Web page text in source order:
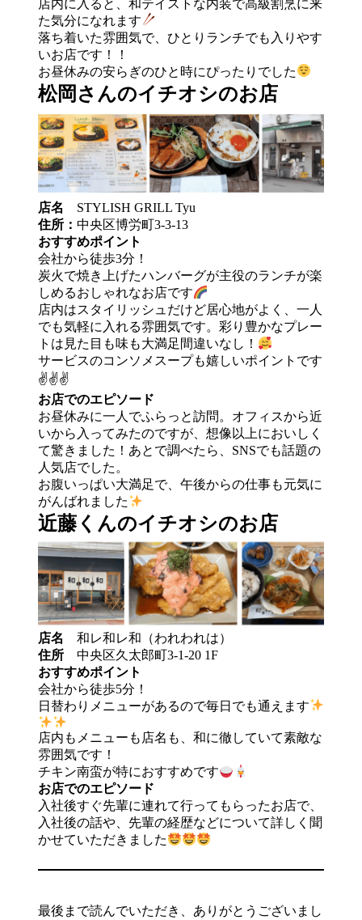
店内に入ると、和テイストな内装で高級割烹に来
た気分になれます
落ち着いた雰囲気で、ひとりランチでも入りやす
いお店です！！
お昼休みの安らぎのひと時にぴったりでした
松岡さんのイチオシのお店
店名 STYLISH GRILL Tyu
住所： 中央区博労町3-3-13
おすすめポイント
会社から徒歩3分！
炭火で焼き上げたハンバーグが主役のランチが楽
しめるおしゃれなお店です
店内はスタイリッシュだけど居心地がよく、一人
でも気軽に入れる雰囲気です。彩り豊かなプレー
トは見た目も味も大満足間違いなし！
サービスのコンソメスープも嬉しいポイントです
✌️✌️✌️
お店でのエピソード
お昼休みに一人でふらっと訪問。オフィスから近
いから入ってみたのですが、想像以上においしく
て驚きました！あとで調べたら、SNSでも話題の
人気店でした。
お腹いっぱい大満足で、午後からの仕事も元気に
がんばれました
近藤くんのイチオシのお店
店名 和レ和レ和（われわれは）
住所 中央区久太郎町3-1-20 1F
おすすめポイント
会社から徒歩5分！
日替わりメニューがあるので毎日でも通えます
店内もメニューも店名も、和に徹していて素敵な
雰囲気です！
チキン南蛮が特におすすめです
お店でのエピソード
入社後すぐ先輩に連れて行ってもらったお店で、
入社後の話や、先輩の経歴などについて詳しく聞
かせていただきました
最後まで読んでいただき、ありがとうございまし